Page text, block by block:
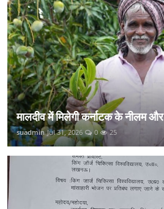
मालदीव में मिलेगी कर्नाटक के नीलम
suadmin Jul 31, 2026 0 25